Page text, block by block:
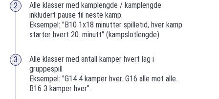
Alle klasser med kamplengde / kamplengde
inkludert pause til neste kamp.
Eksempel: "B10 1x18 minutter spilletid, hver kamp
starter hvert 20. minutt" (kampslotlengde)
Alle klasser med antall kamper hvert lag i
gruppespill
Eksempel: "G14 4 kamper hver. G16 alle mot alle.
B16 3 kamper hver".